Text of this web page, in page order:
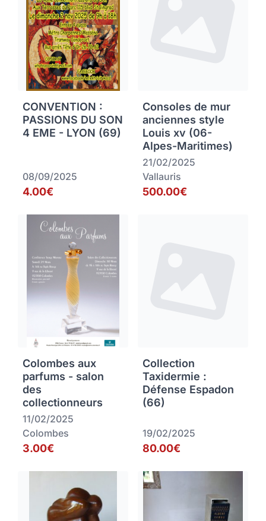
CONVENTION :
PASSIONS DU SON
4 EME - LYON (69)
08/09/2025
4.00€
Consoles de mur
anciennes style
Louis xv (06-
Alpes-Maritimes)
21/02/2025
Vallauris
500.00€
Colombes aux
parfums - salon
des
collectionneurs
11/02/2025
Colombes
3.00€
Collection
Taxidermie :
Défense Espadon
(66)
19/02/2025
80.00€